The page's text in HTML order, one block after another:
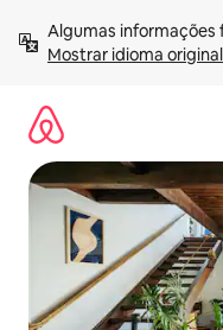
para
Mostrar idioma original